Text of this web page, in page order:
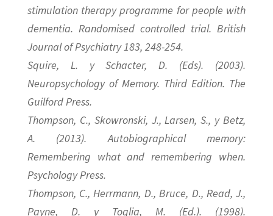
stimulation therapy programme for people with
dementia. Randomised controlled trial. British
Journal of Psychiatry 183, 248-254.
Squire, L. y Schacter, D. (Eds). (2003).
Neuropsychology of Memory. Third Edition. The
Guilford Press.
Thompson, C., Skowronski, J., Larsen, S., y Betz,
A. (2013). Autobiographical memory:
Remembering what and remembering when.
Psychology Press.
Thompson, C., Herrmann, D., Bruce, D., Read, J.,
Payne, D. y Toglia, M. (Ed.). (1998).